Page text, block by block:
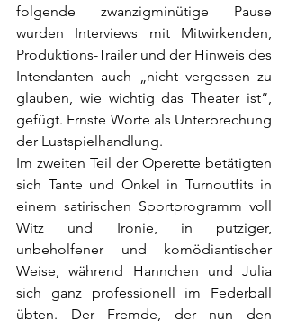
folgende zwanzigminütige Pause
wurden Interviews mit Mitwirkenden,
Produktions-Trailer und der Hinweis des
Intendanten auch „nicht vergessen zu
glauben, wie wichtig das Theater ist“,
gefügt. Ernste Worte als Unterbrechung
der Lustspielhandlung.
Im zweiten Teil der Operette betätigten
sich Tante und Onkel in Turnoutfits in
einem satirischen Sportprogramm voll
Witz und Ironie, in putziger,
unbeholfener und komödiantischer
Weise, während Hannchen und Julia
sich ganz professionell im Federball
übten. Der Fremde, der nun den